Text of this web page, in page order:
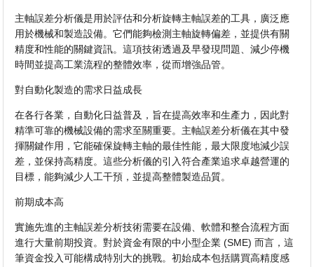
主軸誤差分析儀是用於評估和分析旋轉主軸誤差的工具，廣泛應
用於機械和製造設備。它們能夠檢測主軸旋轉偏差，並提供有關
精度和性能的關鍵資訊。這項技術透過及早發現問題、減少停機
時間並提高工業流程的整體效率，從而增強品管。
對自動化製造的需求日益成長
在各行各業，自動化日益普及，旨在提高效率和生產力，因此對
精準可靠的機械設備的需求至關重要。主軸誤差分析儀在其中發
揮關鍵作用，它能確保旋轉主軸的最佳性能，最大限度地減少誤
差，並保持高精度。這些分析儀的引入符合產業追求卓越營運的
目標，能夠減少人工干預，並提高整體製造品質。
前期成本高
實施先進的主軸誤差分析技術需要在設備、軟體和整合流程方面
進行大量前期投資。對於資金有限的中小型企業 (SME) 而言，這
筆資金投入可能構成特別大的挑戰。初始成本包括購買高精度感